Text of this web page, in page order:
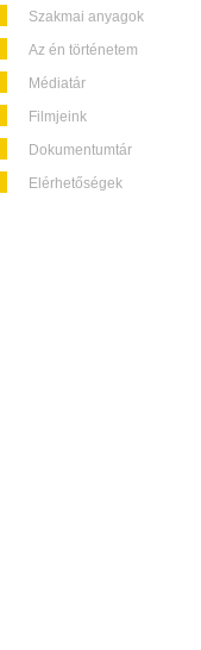
Szakmai anyagok
Az én történetem
Médiatár
Filmjeink
Dokumentumtár
Elérhetőségek